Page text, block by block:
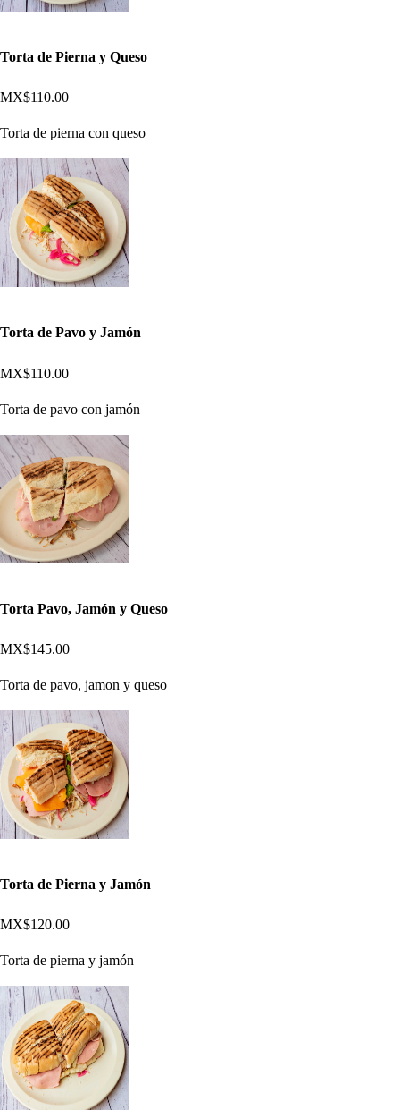
Torta de Pierna y Queso
MX$110.00
Torta de pierna con queso
Torta de Pavo y Jamón
MX$110.00
Torta de pavo con jamón
Torta Pavo, Jamón y Queso
MX$145.00
Torta de pavo, jamon y queso
Torta de Pierna y Jamón
MX$120.00
Torta de pierna y jamón